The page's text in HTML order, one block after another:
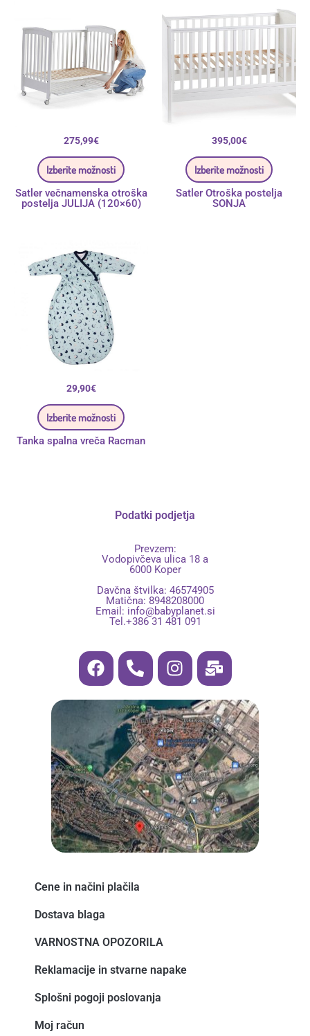
275,99€
Izberite možnosti
več
različic.
Možnosti
lahko
izberete
na
strani
izdelka
Satler večnamenska otroška
postelja JULIJA (120×60)
395,00€
Izberite možnosti
izdelek
ima
več
lahko
izberete
na
strani
izdelka
Satler Otroška postelja
SONJA
29,90€
Izberite možnosti
ima
več
Tanka spalna vreča Racman
Podatki podjetja
Prevzem:
Vodopivčeva ulica 18 a
6000 Koper
Davčna štvilka: 46574905
Matična: 8948208000
Email: info@babyplanet.si
Tel.+386 31 481 091
F
a
b
o
o
k
h
n
e
-
a
l
t
I
n
t
a
g
r
a
m
M
a
l
-
b
u
l
k
Cene in načini plačila ​
Dostava blaga
VARNOSTNA OPOZORILA
Reklamacije in stvarne napake
Splošni pogoji poslovanja
Moj račun